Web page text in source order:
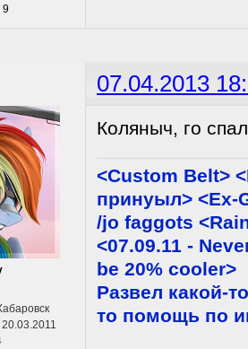
9
07.04.2013
20.03.2011
Коляныч, го
<Custom Belt>
принуыл> <Ex-
/jo faggots
<07.09.11 -
be 20% cooler>
Развел какой-
то помощь по